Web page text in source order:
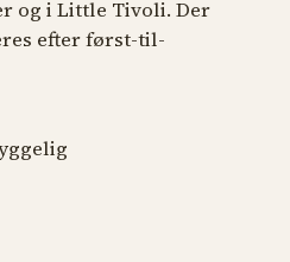
og i Little Tivoli. Der
efter først-til-